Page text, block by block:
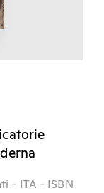
- ITA - ISBN